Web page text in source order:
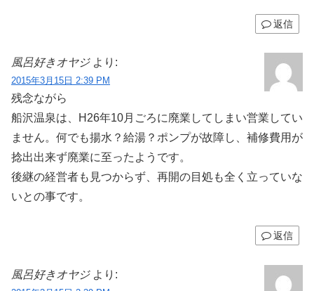
返信
風呂好きオヤジ より:
2015年3月15日 2:39 PM
残念ながら
船沢温泉は、H26年10月ごろに廃業してしまい営業してい
ません。何でも揚水？給湯？ポンプが故障し、補修費用が
捻出出来ず廃業に至ったようです。
後継の経営者も見つからず、再開の目処も全く立っていな
いとの事です。
返信
風呂好きオヤジ より: